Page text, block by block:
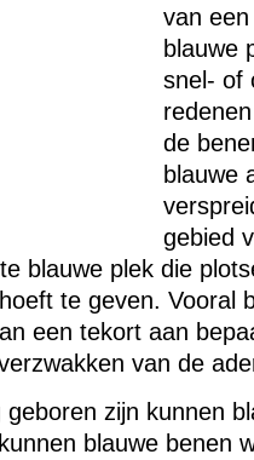
van
blauwe
snel- of
de
blauwe
gebied
blauwe plek die
hoeft te geven. Vooral
een tekort aan
van de
zijn kunnen
blauwe benen